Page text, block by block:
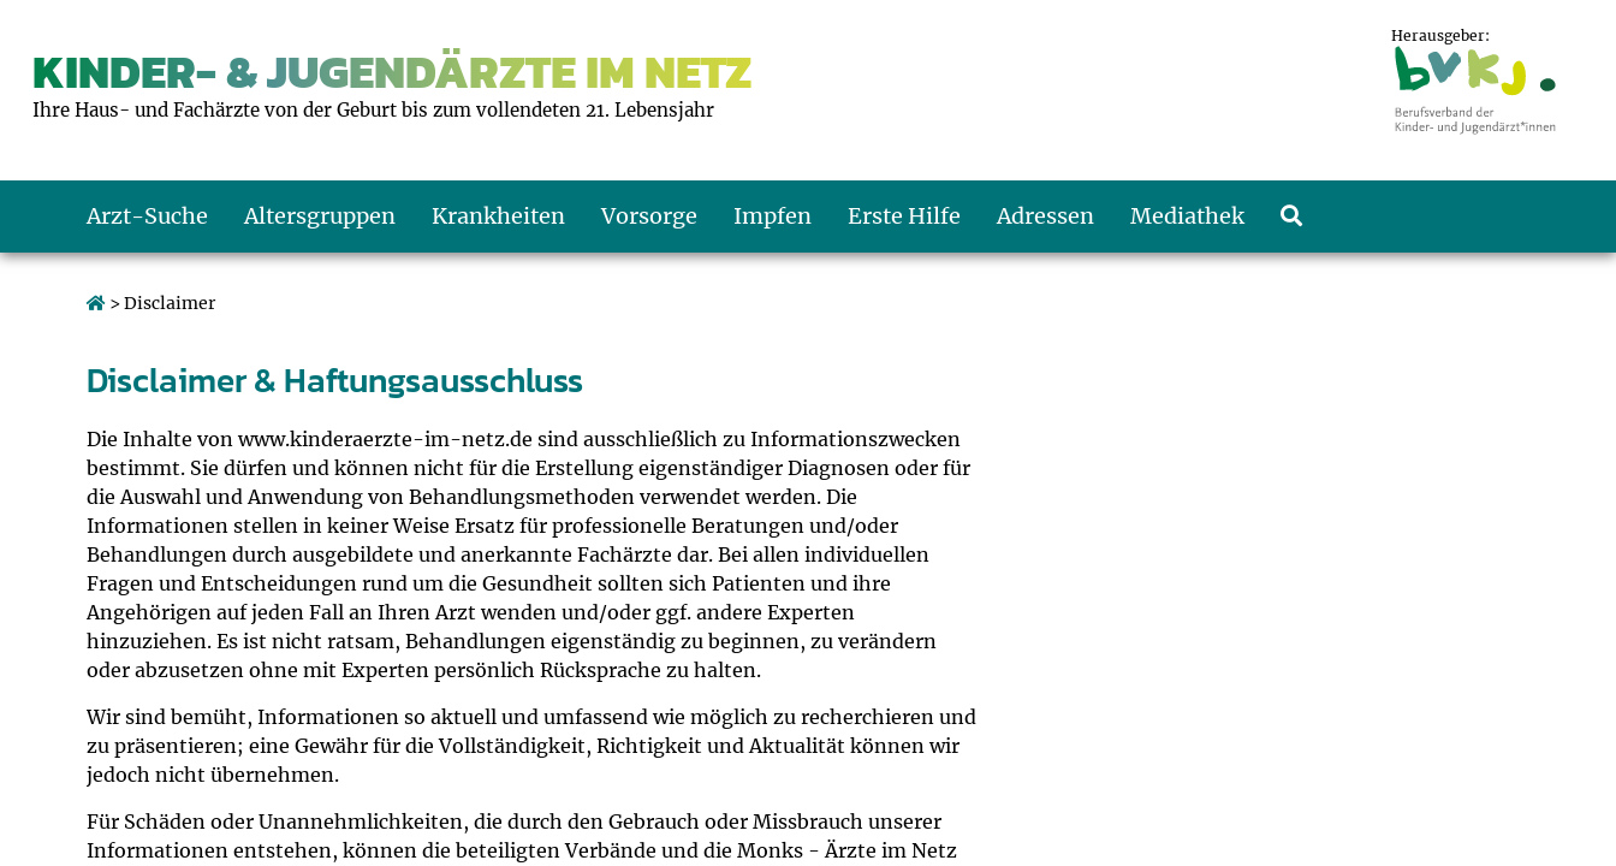
KINDER- & JUGENDÄRZTE IM NETZ
Ihre Haus- und Fachärzte von der Geburt bis zum vollendeten 21. Lebensjahr
Herausgeber:
Arzt-Suche Altersgruppen
Jugendliche
Krankheiten Vorsorge
Teenager: J1 bis J2
Impfen
Impfreaktionen
Impfsicherheit
Häufige Fragen
Recht auf Impfung
Vorsorge- und Impferinnerung
Erste Hilfe
Sofortmaßnahmen
Notdienste
Adressen
Link-Tipps
Mediathek
Wachstum-Rechner
Empfehlungen zum Bildschirmmediengebrauch
Hörlexikon
Material zu den Vorsorgen
Entwicklungskalender
Broschüren und Informationsflyer
> Disclaimer
Disclaimer & Haftungsausschluss
Die Inhalte von www.kinderaerzte-im-netz.de sind ausschließlich zu Informationszwecken
bestimmt. Sie dürfen und können nicht für die Erstellung eigenständiger Diagnosen oder für
die Auswahl und Anwendung von Behandlungsmethoden verwendet werden. Die
Informationen stellen in keiner Weise Ersatz für professionelle Beratungen und/oder
Behandlungen durch ausgebildete und anerkannte Fachärzte dar. Bei allen individuellen
Fragen und Entscheidungen rund um die Gesundheit sollten sich Patienten und ihre
Angehörigen auf jeden Fall an Ihren Arzt wenden und/oder ggf. andere Experten
hinzuziehen. Es ist nicht ratsam, Behandlungen eigenständig zu beginnen, zu verändern
oder abzusetzen ohne mit Experten persönlich Rücksprache zu halten.
Wir sind bemüht, Informationen so aktuell und umfassend wie möglich zu recherchieren und
zu präsentieren; eine Gewähr für die Vollständigkeit, Richtigkeit und Aktualität können wir
jedoch nicht übernehmen.
Für Schäden oder Unannehmlichkeiten, die durch den Gebrauch oder Missbrauch unserer
Informationen entstehen, können die beteiligten Verbände und die Monks - Ärzte im Netz